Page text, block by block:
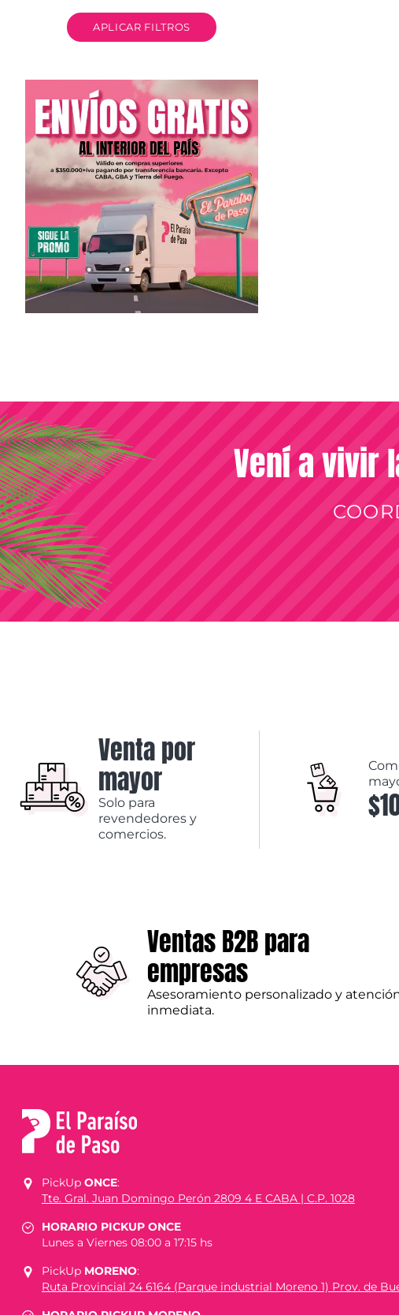
APLICAR FILTROS
Vení a vivir
Venta por
mayor
Solo para
revendedores y
comercios.
Ventas B2B para
empresas
Asesoramiento personalizado y
inmediata.
PickUp ONCE:
Tte. Gral. Juan Domingo Perón 2809 4 E CABA | C.P. 1028
HORARIO PICKUP ONCE
Lunes a Viernes 08:00 a 17:15 hs
PickUp MORENO:
Ruta Provincial 24 6164 (Parque industrial Moreno 1) Prov. de